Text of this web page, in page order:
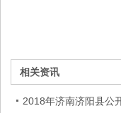
相关资讯
2018年济南济阳县公